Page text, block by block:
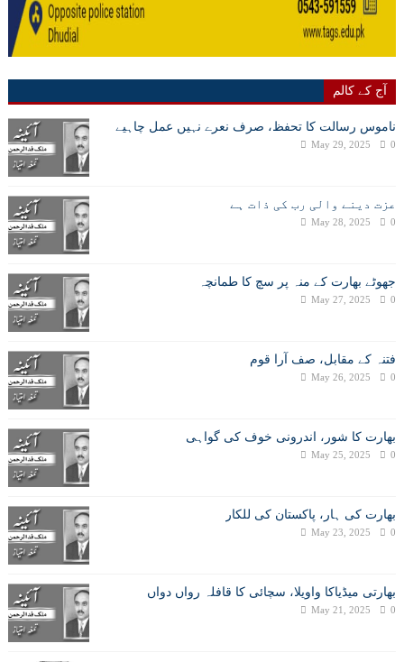
آج کے کالم
ناموس رسالت کا تحفظ، صرف نعرے نہیں عمل چاہیے
May 29, 2025 0
عزت دینے والی رب کی ذات ہے
May 28, 2025 0
جھوٹے بھارت کے منہ پر سچ کا طمانچہ
May 27, 2025 0
فتنہ کے مقابل، صف آرا قوم
May 26, 2025 0
بھارت کا شور، اندرونی خوف کی گواہی
May 25, 2025 0
بھارت کی ہار، پاکستان کی للکار
May 23, 2025 0
بھارتی میڈیاکا واویلا، سچائی کا قافلہ رواں دواں
May 21, 2025 0